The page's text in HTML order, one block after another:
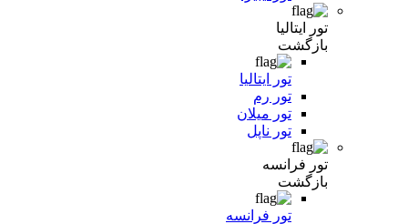
تور ایتالیا
بازگشت
تور ایتالیا
تور رم
تور میلان
تور ناپل
تور فرانسه
بازگشت
تور فرانسه